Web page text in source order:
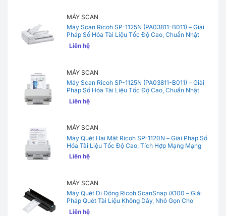
MÁY SCAN
Máy Scan Ricoh SP-1125N (PA03811-B011) – Giải
Pháp Số Hóa Tài Liệu Tốc Độ Cao, Chuẩn Nhật
Bản
Liên hệ
MÁY SCAN
Máy Scan Ricoh SP-1125N (PA03811-B011) – Giải
Pháp Số Hóa Tài Liệu Tốc Độ Cao, Chuẩn Nhật
Bản
Liên hệ
MÁY SCAN
Máy Quét Hai Mặt Ricoh SP-1120N – Giải Pháp Số
Hóa Tài Liệu Tốc Độ Cao, Tích Hợp Mạng Mạng
Nội Bộ Cho Văn Phòng
Liên hệ
MÁY SCAN
Máy Quét Di Động Ricoh ScanSnap iX100 – Giải
Pháp Quét Tài Liệu Không Dây, Nhỏ Gọn Cho
Người Hay Di Chuyển
Liên hệ